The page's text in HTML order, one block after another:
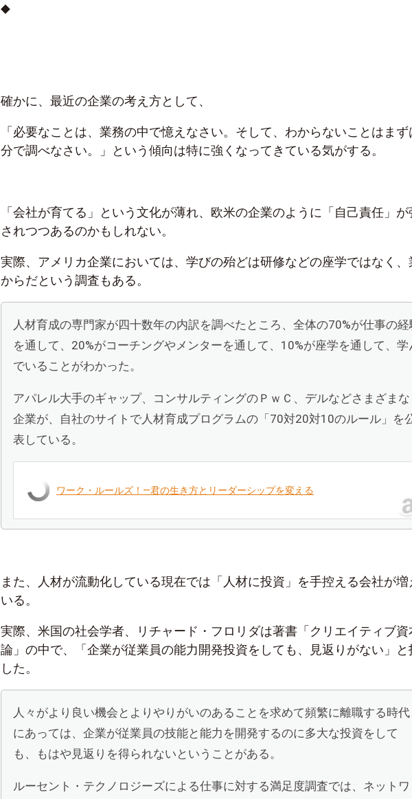
◆
確かに、最近の企業の考え方として、
「必要なことは、業務の中で憶えなさい。そして、わからないことはまず
分で調べなさい。」という傾向は特に強くなってきている気がする。
「会社が育てる」という文化が薄れ、欧米の企業のように「自己責任」が
されつつあるのかもしれない。
実際、アメリカ企業においては、学びの殆どは研修などの座学ではなく、
からだという調査もある。
人材育成の専門家が四十数年の内訳を調べたところ、全体の70%が仕事の経
を通して、 20%がコーチングやメンターを通して、 10%が座学を通して、学
でいることがわかった。
アパレル大手のギャップ、コンサルティングのＰｗＣ、デルなどさまざまな
企業が、自社のサイトで人材育成プログラムの「 70対20対10のルール」を
表している。
ワーク・ルールズ！―君の生き方とリーダーシップを変える
また、人材が流動化している現在では「人材に投資」を手控える会社が増
いる。
実際、米国の社会学者、リチャード・フロリダは著書「クリエイティブ資
論」の中で、「企業が従業員の能力開発投資をしても、見返りがない」と
した。
人々がより良い機会とよりやりがいのあることを求めて頻繁に離職する時代
にあっては、企業が従業員の技能と能力を開発するのに多大な投資をして
も、もはや見返りを得られないということがある。
ルーセント・テクノロジーズによる仕事に対する満足度調査では、ネットワ